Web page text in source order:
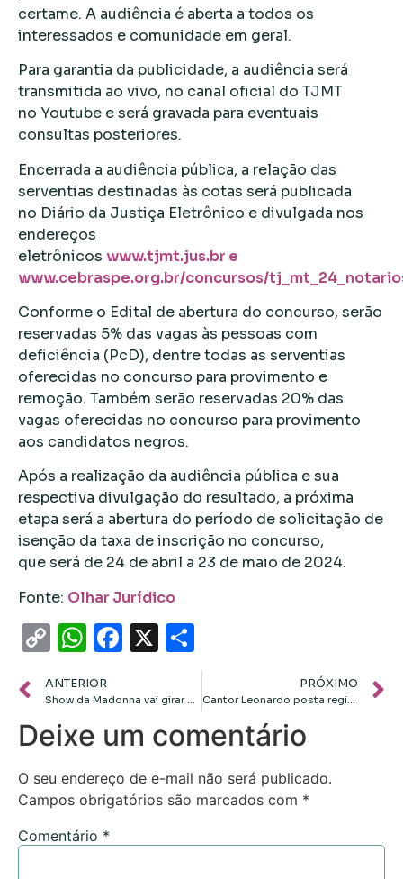
certame. A audiência é aberta a todos os
interessados e comunidade em geral.
Para garantia da publicidade, a audiência será
transmitida ao vivo, no canal oficial do TJMT
no Youtube e será gravada para eventuais
consultas posteriores.
Encerrada a audiência pública, a relação das
serventias destinadas às cotas será publicada
no Diário da Justiça Eletrônico e divulgada nos
endereços
eletrônicos www.tjmt.jus.br e
www.cebraspe.org.br/concursos/
Conforme o Edital de abertura do concurso, serão
reservadas 5% das vagas às pessoas com
deficiência (PcD), dentre todas as serventias
oferecidas no concurso para provimento e
remoção. Também serão reservadas 20% das
vagas oferecidas no concurso para provimento
aos candidatos negros.
Após a realização da audiência pública e sua
respectiva divulgação do resultado, a próxima
etapa será a abertura do período de solicitação de
isenção da taxa de inscrição no concurso,
que será de 24 de abril a 23 de maio de 2024.
Fonte: Olhar Jurídico
CopyWhatsApp
Facebook
X
ANTERIOR PRÓXIMO
Cantor Leonardo posta registro com jaú em pescaria no Rio Teles Pires em MT: ‘aqui é pescador’
Deixe um comentário
O seu endereço de e-mail não será publicado.
Campos obrigatórios são marcados com *
Comentário *